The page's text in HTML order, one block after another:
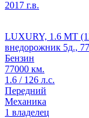
2017 г.в.
LUXURY, 1.6 MT
внедорожник 5д.,
Бензин
77000 км.
1.6 / 126 л.с.
Передний
Механика
1 владелец